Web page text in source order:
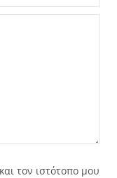
τον ιστότοπο μου